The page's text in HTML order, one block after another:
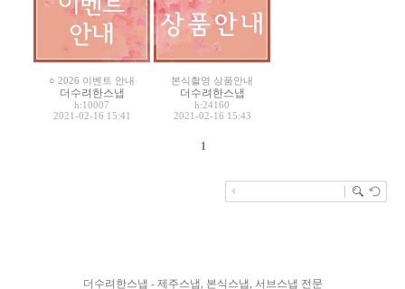
○ 2026 이벤트 안내
더수려한스냅
h:10007
2021-02-16 15:41
본식촬영 상품안내
더수려한스냅
h:24160
2021-02-16 15:43
1
더수려한스냅 - 제주스냅, 본식스냅, 서브스냅 전문